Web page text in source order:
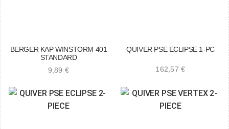
BERGER KAP WINSTORM 401
STANDARD
9,89€
QUIVER PSE ECLIPSE 1-PC
162,57€